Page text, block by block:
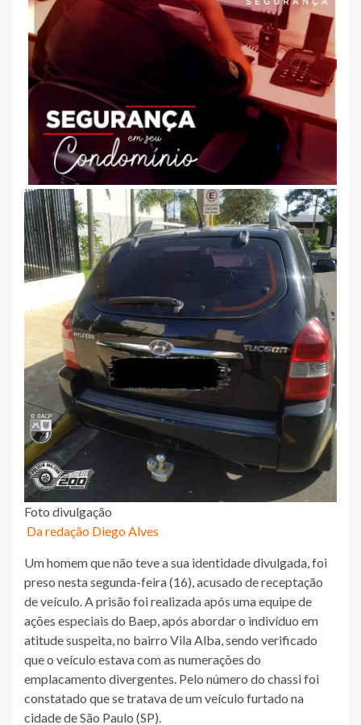
Foto divulgação
Da redação Diego Alves
Um homem que não teve a sua identidade divulgada, foi
preso nesta segunda-feira (16), acusado de receptação
de veículo. A prisão foi realizada após uma equipe de
ações especiais do Baep, após abordar o indivíduo em
atitude suspeita, no bairro Vila Alba, sendo verificado
que o veículo estava com as numerações do
emplacamento divergentes. Pelo número do chassi foi
constatado que se tratava de um veículo furtado na
cidade de São Paulo (SP).